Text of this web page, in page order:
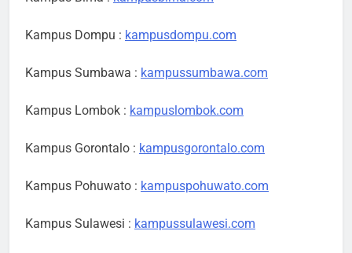
Kampus Dompu : kampusdompu.com
Kampus Sumbawa : kampussumbawa.com
Kampus Lombok : kampuslombok.com
Kampus Gorontalo : kampusgorontalo.com
Kampus Pohuwato : kampuspohuwato.com
Kampus Sulawesi : kampussulawesi.com